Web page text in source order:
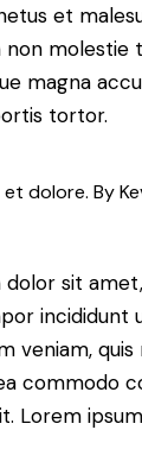
et
non molestie
magna
tortor.
dolore. By
dolor sit
incididunt
veniam,
commodo
Lorem